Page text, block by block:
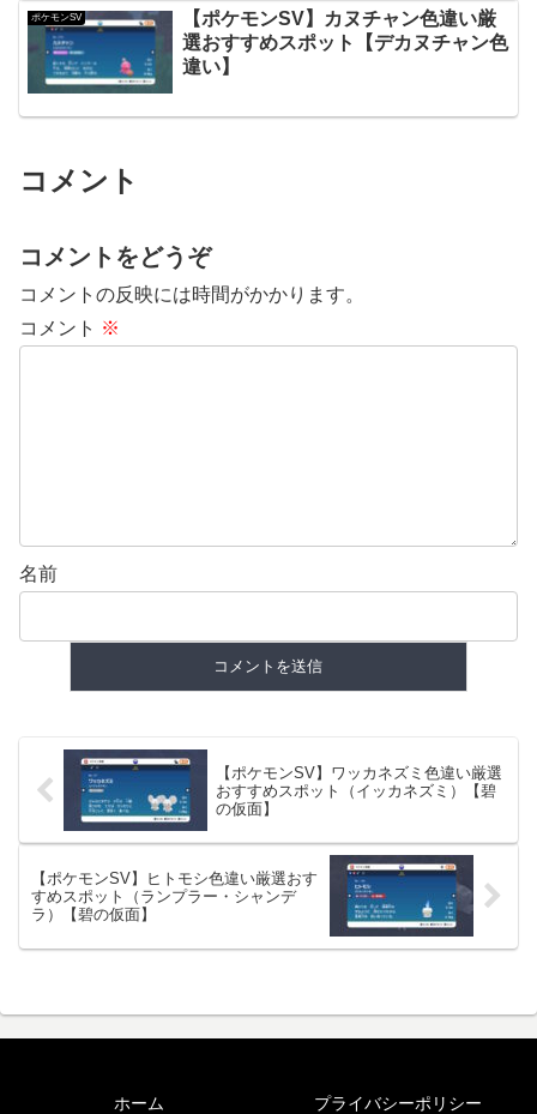
ポケモンSV
【ポケモンSV】カヌチャン色違い厳
選おすすめスポット【デカヌチャン色
違い】
コメント
コメントをどうぞ
コメントの反映には時間がかかります。
コメント ※
名前
【ポケモンSV】ワッカネズミ色違い厳選
おすすめスポット（イッカネズミ）【碧
の仮面】
【ポケモンSV】ヒトモシ色違い厳選おす
すめスポット（ランプラー・シャンデ
ラ）【碧の仮面】
ホーム プライバシーポリシー